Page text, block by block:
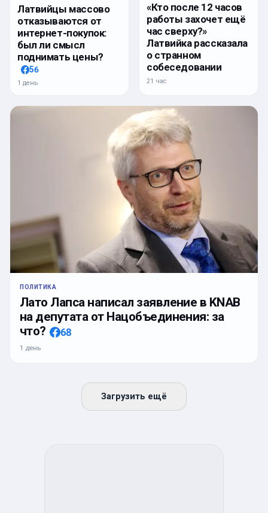
Латвийцы массово
отказываются от
интернет-покупок:
был ли смысл
поднимать цены?
56
1 день
«Кто после 12 часов
работы захочет ещё
час сверху?»
Латвийка рассказала
о странном
собеседовании
21 час
ПОЛИТИКА
Лато Лапса написал заявление в KNAB
на депутата от Нацобъединения: за
что?
68
1 день
Загрузить ещё